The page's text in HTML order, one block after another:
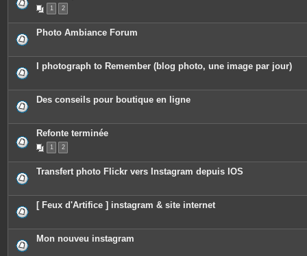
o
e
s
c
o
i
e
s
1 2
Photo Ambiance Forum
I photograph to Remember (blog photo, une image par jour)
Des conseils pour boutique en ligne
Refonte terminée
1 2
Transfert photo Flickr vers Instagram depuis IOS
[ Feux d'Artifice ] instagram & site internet
Mon nouveu instagram